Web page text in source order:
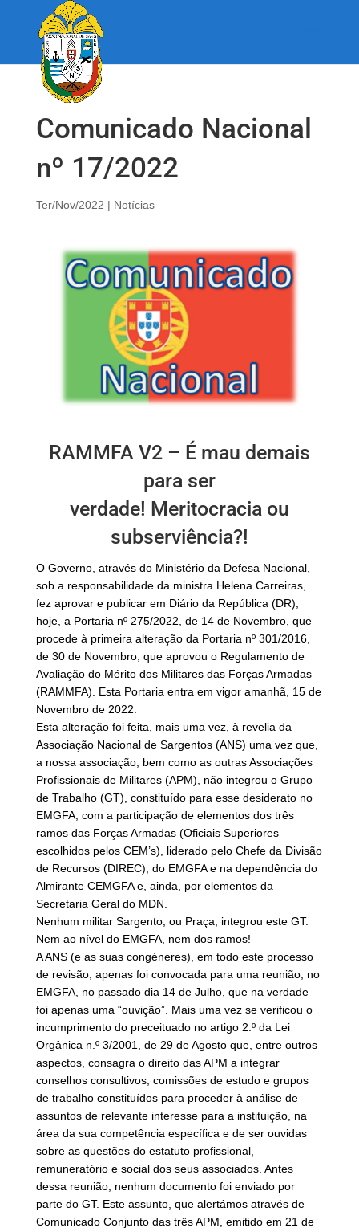
Comunicado Nacional
nº 17/2022
Ter/Nov/2022 | Notícias
RAMMFA V2 – É mau demais
para ser
verdade! Meritocracia ou
subserviência?!
O Governo, através do Ministério da Defesa Nacional,
sob a responsabilidade da ministra Helena Carreiras,
fez aprovar e publicar em Diário da República (DR),
hoje, a Portaria nº 275/2022, de 14 de Novembro, que
procede à primeira alteração da Portaria nº 301/2016,
de 30 de Novembro, que aprovou o Regulamento de
Avaliação do Mérito dos Militares das Forças Armadas
(RAMMFA). Esta Portaria entra em vigor amanhã, 15 de
Novembro de 2022.
Esta alteração foi feita, mais uma vez, à revelia da
Associação Nacional de Sargentos (ANS) uma vez que,
a nossa associação, bem como as outras Associações
Profissionais de Militares (APM), não integrou o Grupo
de Trabalho (GT), constituído para esse desiderato no
EMGFA, com a participação de elementos dos três
ramos das Forças Armadas (Oficiais Superiores
escolhidos pelos CEM’s), liderado pelo Chefe da Divisão
de Recursos (DIREC), do EMGFA e na dependência do
Almirante CEMGFA e, ainda, por elementos da
Secretaria Geral do MDN.
Nenhum militar Sargento, ou Praça, integrou este GT.
Nem ao nível do EMGFA, nem dos ramos!
A ANS (e as suas congéneres), em todo este processo
de revisão, apenas foi convocada para uma reunião, no
EMGFA, no passado dia 14 de Julho, que na verdade
foi apenas uma “ouvição”. Mais uma vez se verificou o
incumprimento do preceituado no artigo 2.º da Lei
Orgânica n.º 3/2001, de 29 de Agosto que, entre outros
aspectos, consagra o direito das APM a integrar
conselhos consultivos, comissões de estudo e grupos
de trabalho constituídos para proceder à análise de
assuntos de relevante interesse para a instituição, na
área da sua competência específica e de ser ouvidas
sobre as questões do estatuto profissional,
remuneratório e social dos seus associados. Antes
dessa reunião, nenhum documento foi enviado por
parte do GT. Este assunto, que alertámos através de
Comunicado Conjunto das três APM, emitido em 21 de